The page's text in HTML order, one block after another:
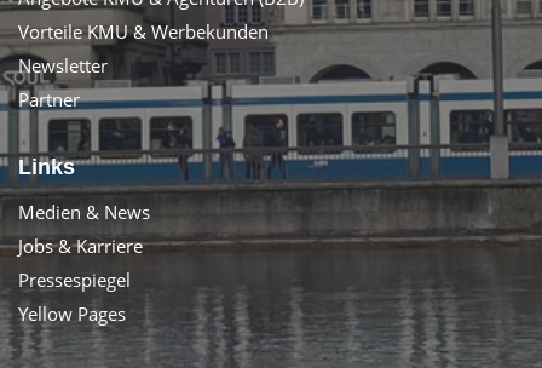
Vorteile KMU & Werbekunden
Newsletter
Partner
Links
Medien & News
Jobs & Karriere
Pressespiegel
Yellow Pages